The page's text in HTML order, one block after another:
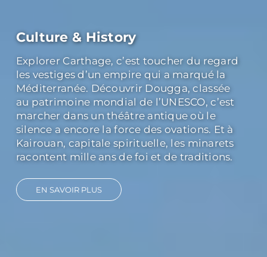
Culture & History
Explorer Carthage, c’est toucher du regard
les vestiges d’un empire qui a marqué la
Méditerranée. Découvrir Dougga, classée
au patrimoine mondial de l’UNESCO, c’est
marcher dans un théâtre antique où le
silence a encore la force des ovations. Et à
Kairouan, capitale spirituelle, les minarets
racontent mille ans de foi et de traditions.
EN SAVOIR PLUS